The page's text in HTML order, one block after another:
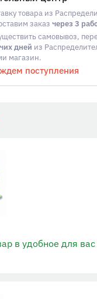
товара из
заказ через 3
самовывоз,
дней из
магазин.
поступления
в удобное для